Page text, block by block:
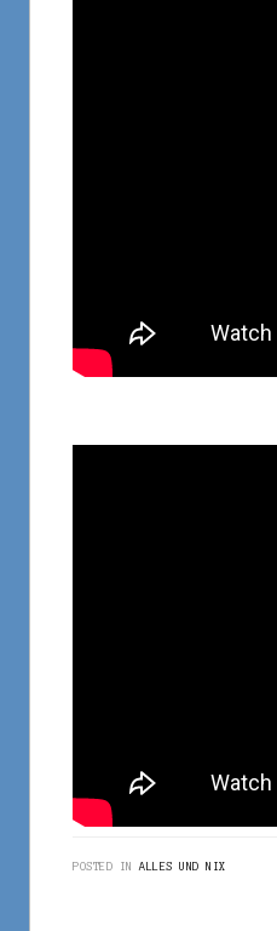
POSTED INALLES UND NIX